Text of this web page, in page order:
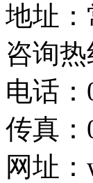
地址
咨询热
电话：
传真：
网址：